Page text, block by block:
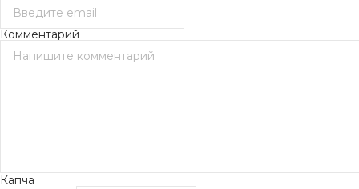
Комментарий
Капча